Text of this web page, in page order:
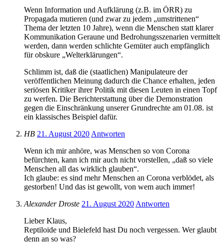
Wenn Information und Aufklärung (z.B. im ÖRR) zu
Propagada mutieren (und zwar zu jedem „umstrittenen“
Thema der letzten 10 Jahre), wenn die Menschen statt klarer
Kommunikation Geraune und Bedrohungsszenarien vermittelt
werden, dann werden schlichte Gemüter auch empfänglich
für obskure „Welterklärungen“.
Schlimm ist, daß die (staatlichen) Manipulateure der
veröffentlichen Meinung dadurch die Chance erhalten, jeden
seriösen Kritiker ihrer Politik mit diesen Leuten in einen Topf
zu werfen. Die Berichterstattung über die Demonstration
gegen die Einschränkung unserer Grundrechte am 01.08. ist
ein klassisches Beispiel dafür.
HB 21. August 2020 Antworten
Wenn ich mir anhöre, was Menschen so von Corona
befürchten, kann ich mir auch nicht vorstellen, „daß so viele
Menschen all das wirklich glauben“.
Ich glaube: es sind mehr Menschen an Corona verblödet, als
gestorben! Und das ist gewollt, von wem auch immer!
Alexander Droste 21. August 2020 Antworten
Lieber Klaus,
Reptiloide und Bielefeld hast Du noch vergessen. Wer glaubt
denn an so was?